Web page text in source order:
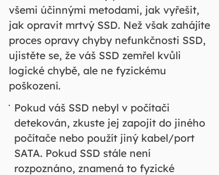
všemi účinnými metodami, jak vyřešit,
jak opravit mrtvý SSD. Než však zahájíte
proces opravy chyby nefunkčnosti SSD,
ujistěte se, že váš SSD zemřel kvůli
logické chybě, ale ne fyzickému
poškození.
Pokud váš SSD nebyl v počítači
detekován, zkuste jej zapojit do jiného
počítače nebo použít jiný kabel/port
SATA. Pokud SSD stále není
rozpoznáno, znamená to fyzické